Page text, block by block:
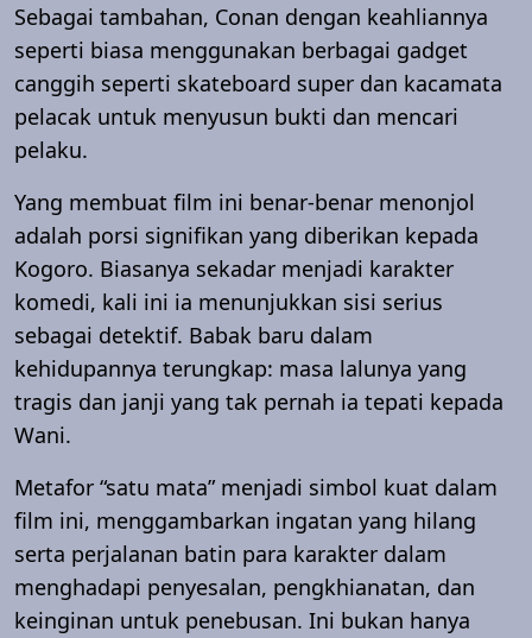
Sebagai tambahan, Conan dengan keahliannya
seperti biasa menggunakan berbagai gadget
canggih seperti skateboard super dan kacamata
pelacak untuk menyusun bukti dan mencari
pelaku.
Yang membuat film ini benar-benar menonjol
adalah porsi signifikan yang diberikan kepada
Kogoro. Biasanya sekadar menjadi karakter
komedi, kali ini ia menunjukkan sisi serius
sebagai detektif. Babak baru dalam
kehidupannya terungkap: masa lalunya yang
tragis dan janji yang tak pernah ia tepati kepada
Wani.
Metafor “satu mata” menjadi simbol kuat dalam
film ini, menggambarkan ingatan yang hilang
serta perjalanan batin para karakter dalam
menghadapi penyesalan, pengkhianatan, dan
keinginan untuk penebusan. Ini bukan hanya